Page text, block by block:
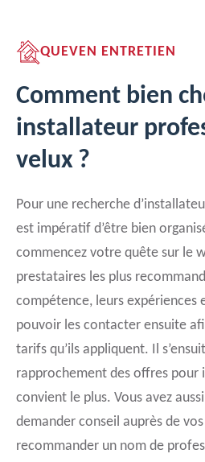
QUEVEN ENTRETIEN
Comment bien
installateur
velux ?
Pour une recherche
est impératif d’être bien
commencez votre quête sur le
prestataires les plus
compétence, leurs
pouvoir les contacter ensuite
tarifs qu’ils appliquent. Il
rapprochement des offres pour
convient le plus. Vous avez
demander conseil auprès de
recommander un nom de